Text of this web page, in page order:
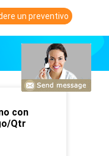
un preventivo
con
Qtr